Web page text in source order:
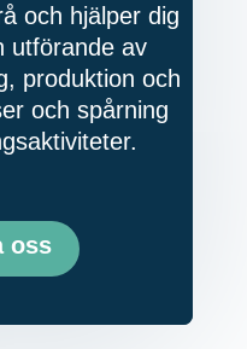
och hjälper dig
utförande av
produktion och
och spårning
oss